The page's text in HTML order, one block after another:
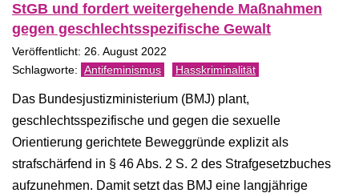
StGB und fordert weitergehende Maßnahmen
gegen geschlechtsspezifische Gewalt
Veröffentlicht: 26. August 2022
Antifeminismus Hasskriminalität
Das Bundesjustizministerium (BMJ) plant,
geschlechtsspezifische und gegen die sexuelle
Orientierung gerichtete Beweggründe explizit als
strafschärfend in § 46 Abs. 2 S. 2 des Strafgesetzbuches
aufzunehmen. Damit setzt das BMJ eine langjährige